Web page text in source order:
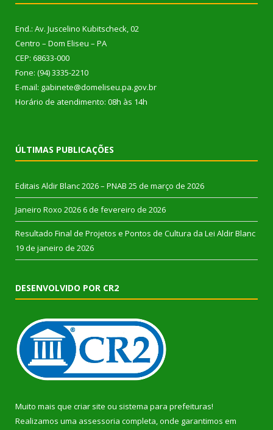
End.: Av. Juscelino Kubitscheck, 02
Centro – Dom Eliseu – PA
CEP: 68633-000
Fone: (94) 3335-2210
E-mail: gabinete@domeliseu.pa.gov.br
Horário de atendimento: 08h às 14h
ÚLTIMAS PUBLICAÇÕES
Editais Aldir Blanc 2026 – PNAB 25 de março de 2026
Janeiro Roxo 2026 6 de fevereiro de 2026
Resultado Final de Projetos e Pontos de Cultura da Lei Aldir Blanc
19 de janeiro de 2026
DESENVOLVIDO POR CR2
Muito mais que criar site ou sistema para prefeituras!
Realizamos uma assessoria completa, onde garantimos em